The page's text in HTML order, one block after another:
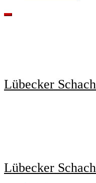
Lübecker
Lübecker